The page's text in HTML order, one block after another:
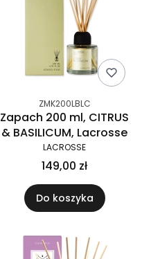
ZMK200LBLC
Zapach 200 ml, CITRUS
& BASILICUM, Lacrosse
LACROSSE
149,00 zł
Do koszyka